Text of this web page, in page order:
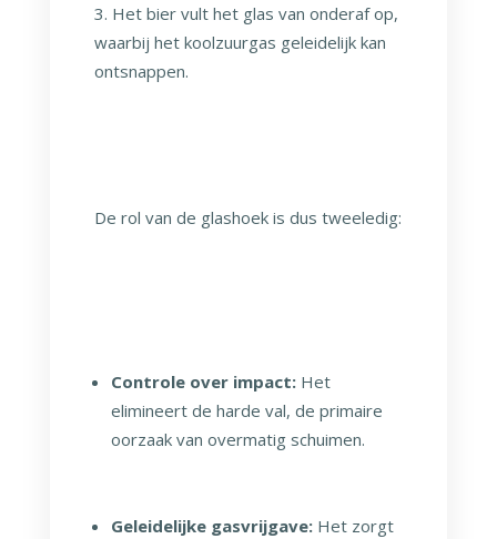
Het bier vult het glas van onderaf op,
waarbij het koolzuurgas geleidelijk kan
ontsnappen.
De rol van de glashoek is dus tweeledig:
Controle over impact:Het
elimineert de harde val, de primaire
oorzaak van overmatig schuimen.
Geleidelijke gasvrijgave:Het zorgt